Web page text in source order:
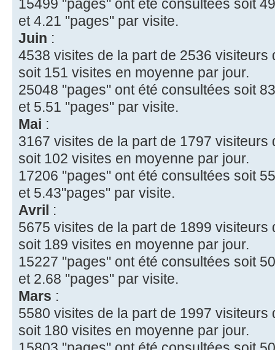
15499 "pages" ont été consultées soit
et 4.21 "pages" par visite.
Juin :
4538 visites de la part de 2536 visiteurs
soit 151 visites en moyenne par jour.
25048 "pages" ont été consultées soit
et 5.51 "pages" par visite.
Mai :
3167 visites de la part de 1797 visiteurs
soit 102 visites en moyenne par jour.
17206 "pages" ont été consultées soit
et 5.43"pages" par visite.
Avril :
5675 visites de la part de 1899 visiteurs
soit 189 visites en moyenne par jour.
15227 "pages" ont été consultées soit
et 2.68 "pages" par visite.
Mars :
5580 visites de la part de 1997 visiteurs
soit 180 visites en moyenne par jour.